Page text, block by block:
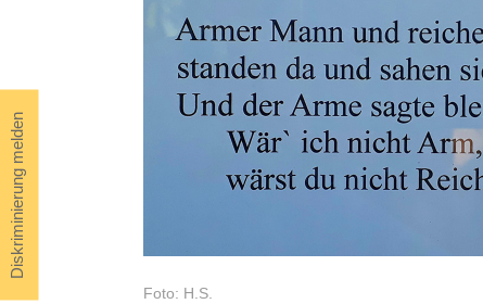
Diskriminierung melden
Foto: H.S.